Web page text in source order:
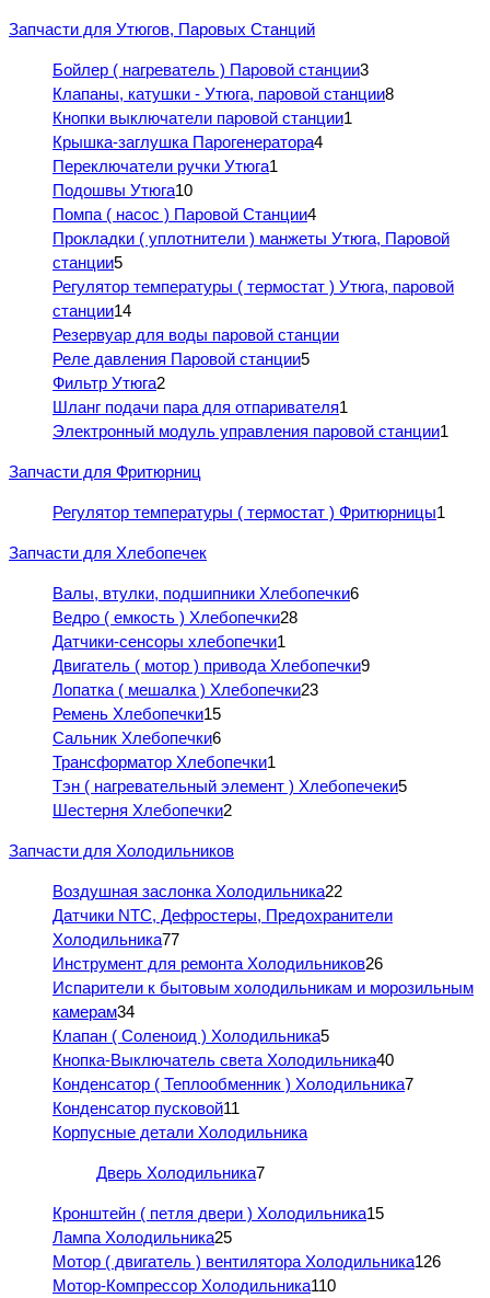
Запчасти для Утюгов, Паровых Станций
Бойлер ( нагреватель ) Паровой станции3
Клапаны, катушки - Утюга, паровой станции8
Кнопки выключатели паровой станции1
Крышка-заглушка Парогенератора4
Переключатели ручки Утюга1
Подошвы Утюга10
Помпа ( насос ) Паровой Станции4
Прокладки ( уплотнители ) манжеты Утюга, Паровой
станции5
Регулятор температуры ( термостат ) Утюга, паровой
станции14
Резервуар для воды паровой станции
Реле давления Паровой станции5
Фильтр Утюга2
Шланг подачи пара для отпаривателя1
Электронный модуль управления паровой станции1
Запчасти для Фритюрниц
Регулятор температуры ( термостат ) Фритюрницы1
Запчасти для Хлебопечек
Валы, втулки, подшипники Хлебопечки6
Ведро ( емкость ) Хлебопечки28
Датчики-сенсоры хлебопечки1
Двигатель ( мотор ) привода Хлебопечки9
Лопатка ( мешалка ) Хлебопечки23
Ремень Хлебопечки15
Сальник Хлебопечки6
Трансформатор Хлебопечки1
Тэн ( нагревательный элемент ) Хлебопечеки5
Шестерня Хлебопечки2
Запчасти для Холодильников
Воздушная заслонка Холодильника22
Датчики NTC, Дефростеры, Предохранители
Холодильника77
Инструмент для ремонта Холодильников26
Испарители к бытовым холодильникам и морозильным
камерам34
Клапан ( Соленоид ) Холодильника5
Кнопка-Выключатель света Холодильника40
Конденсатор ( Теплообменник ) Холодильника7
Конденсатор пусковой11
Корпусные детали Холодильника
Дверь Холодильника7
Кронштейн ( петля двери ) Холодильника15
Лампа Холодильника25
Мотор ( двигатель ) вентилятора Холодильника126
Мотор-Компрессор Холодильника110